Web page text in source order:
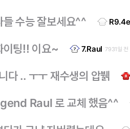
들 수능 잘보세요^^
이팅!! 이요~ 7.Raul 7931일 전
다 .. ㅜㅜ 재수생의 압뷁
Raul 로 교체 했음^^